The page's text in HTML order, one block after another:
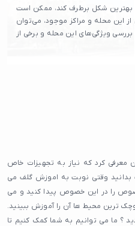
به بهترین شکل برطرف کند، ممکن است
از این محله و مراکز موجود، می‌توان
بررسی ویژگی‌های این محله و برخی از
معرفی کرد که نیاز به تجهیزات خاص
بدانید وقتی نوبت به اموزش گلف می
را در این خصوص پیدا کنید و می
ترین محیط ها آن را آموزش ببینید.
؟ ما می توانیم به شما کمک کنیم تا